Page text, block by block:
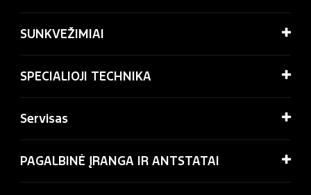
SUNKVEŽIMIAI
SPECIALIOJI TECHNIKA
Servisas
PAGALBINĖ ĮRANGA IR ANTSTATAI